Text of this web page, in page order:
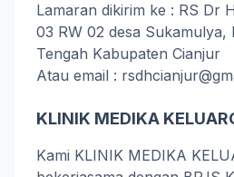
Lamaran dikirim ke : RS Dr
03 RW 02 desa Sukamulya,
Tengah Kabupaten Cianjur
Atau email :
KLINIK MEDIKA
Kami KLINIK MEDIKA